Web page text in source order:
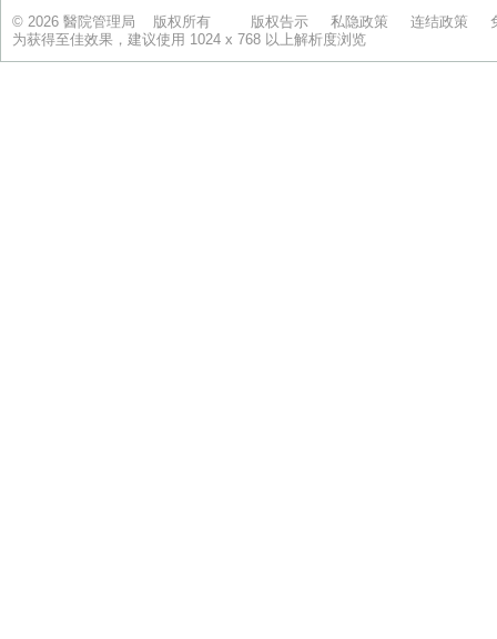
© 2026 醫院管理局 版权所有 版权告示 私隐政策 连结政策
为获得至佳效果，建议使用 1024 x 768 以上解析度浏览